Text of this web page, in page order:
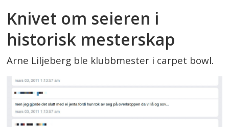
Knivet om seieren i
historisk mesterskap
Arne Liljeberg ble klubbmester i carpet bowl.